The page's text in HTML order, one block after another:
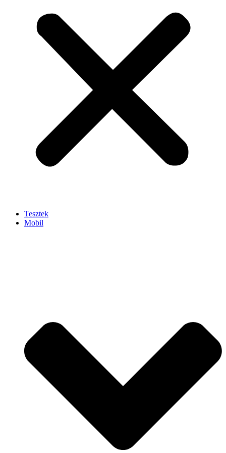
Tesztek
Mobil